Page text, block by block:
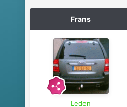
Frans
Leden